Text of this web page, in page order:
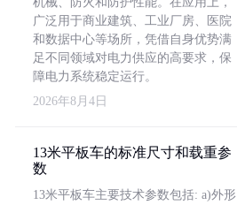
广泛用于商业建筑、工业厂房、医院
和数据中心等场所，凭借自身优势满
足不同领域对电力供应的高要求，保
障电力系统稳定运行。
2026年8月4日
13米平板车的标准尺寸和载重参
数
13米平板车主要技术参数包括: a)外形